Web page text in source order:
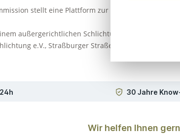
stellt eine Plattform zur Online-
außergerichtlichen Schlichtungsverfahren vor
e.V., Straßburger Straße 8, 77694 Kehl am
30 Jahre
Wir helfen Ihnen